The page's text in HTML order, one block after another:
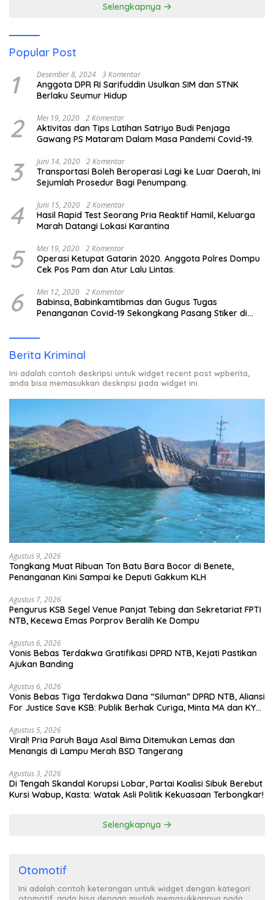
Selengkapnya
Popular Post
1 Desember 8, 2024 3 Komentar
Anggota DPR RI Sarifuddin Usulkan SIM dan STNK
Berlaku Seumur Hidup
2 Mei 19, 2020 2 Komentar
Aktivitas dan Tips Latihan Satriyo Budi Penjaga
Gawang PS Mataram Dalam Masa Pandemi Covid-19.
3 Juni 14, 2020 2 Komentar
Transportasi Boleh Beroperasi Lagi ke Luar Daerah, Ini
Sejumlah Prosedur Bagi Penumpang.
4 Juni 15, 2020 2 Komentar
Hasil Rapid Test Seorang Pria Reaktif Hamil, Keluarga
Marah Datangi Lokasi Karantina
5 Mei 19, 2020 2 Komentar
Operasi Ketupat Gatarin 2020. Anggota Polres Dompu
Cek Pos Pam dan Atur Lalu Lintas.
6 Mei 12, 2020 2 Komentar
Babinsa, Babinkamtibmas dan Gugus Tugas
Penanganan Covid-19 Sekongkang Pasang Stiker di
Berita Kriminal
Ini adalah contoh deskripsi untuk widget recent post wpberita,
anda bisa memasukkan deskripsi pada widget ini.
Agustus 9, 2026
Tongkang Muat Ribuan Ton Batu Bara Bocor di Benete,
Penanganan Kini Sampai ke Deputi Gakkum KLH
Agustus 7, 2026
Pengurus KSB Segel Venue Panjat Tebing dan Sekretariat FPTI
NTB, Kecewa Emas Porprov Beralih Ke Dompu
Agustus 6, 2026
Vonis Bebas Terdakwa Gratifikasi DPRD NTB, Kejati Pastikan
Ajukan Banding
Agustus 6, 2026
Vonis Bebas Tiga Terdakwa Dana “Siluman” DPRD NTB, Aliansi
For Justice Save KSB: Publik Berhak Curiga, Minta MA dan KY
Agustus 5, 2026
Viral! Pria Paruh Baya Asal Bima Ditemukan Lemas dan
Menangis di Lampu Merah BSD Tangerang
Agustus 3, 2026
Di Tengah Skandal Korupsi Lobar, Partai Koalisi Sibuk Berebut
Kursi Wabup, Kasta: Watak Asli Politik Kekuasaan Terbongkar!
Selengkapnya
Otomotif
Ini adalah contoh keterangan untuk widget dengan kategori